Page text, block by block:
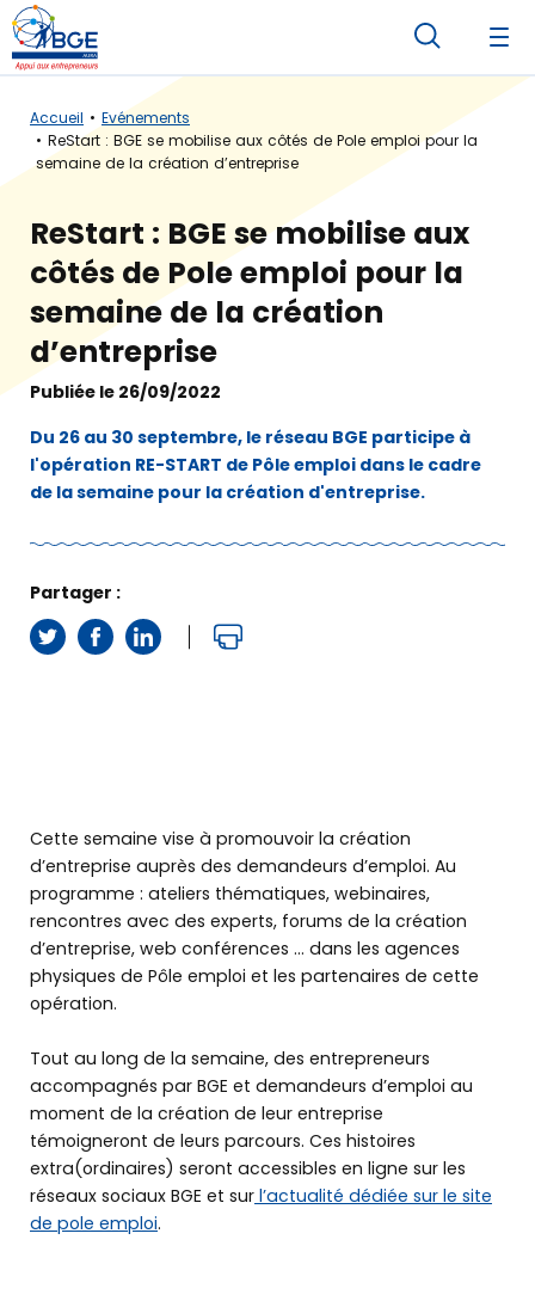
Qui sommes-nous ?
Retrouver
nos solutions
Accueil
Evénements
ReStart : BGE se mobilise aux côtés de Pole emploi pour la
semaine de la création d’entreprise
ReStart : BGE se mobilise aux
côtés de Pole emploi pour la
semaine de la création
d’entreprise
Publiée le 26/09/2022
Du 26 au 30 septembre, le réseau BGE participe à
l'opération RE-START de Pôle emploi dans le cadre
de la semaine pour la création d'entreprise.
Partager :
Cette semaine vise à promouvoir la création
d’entreprise auprès des demandeurs d’emploi. Au
programme : ateliers thématiques, webinaires,
rencontres avec des experts, forums de la création
d’entreprise, web conférences … dans les agences
physiques de Pôle emploi et les partenaires de cette
opération.
Tout au long de la semaine, des entrepreneurs
accompagnés par BGE et demandeurs d’emploi au
moment de la création de leur entreprise
témoigneront de leurs parcours. Ces histoires
extra(ordinaires) seront accessibles en ligne sur les
réseaux sociaux BGE et sur l’actualité dédiée sur le site
de pole emploi.